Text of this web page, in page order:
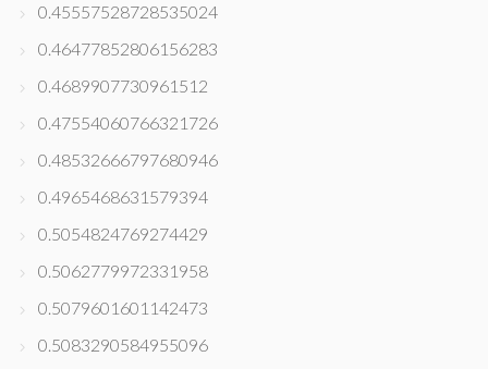
0.45557528728535024
0.46477852806156283
0.4689907730961512
0.47554060766321726
0.48532666797680946
0.4965468631579394
0.5054824769274429
0.5062779972331958
0.5079601601142473
0.5083290584955096